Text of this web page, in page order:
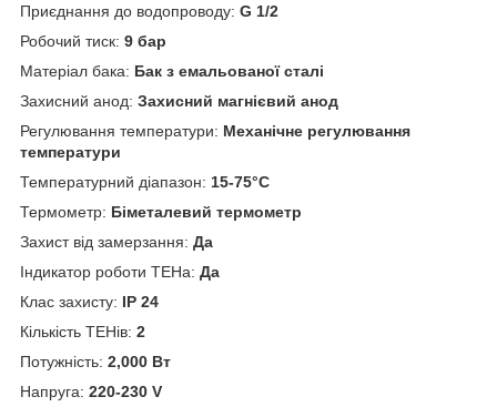
Приєднання до водопроводу: G 1/2
Робочий тиск: 9 бар
Матеріал бака: Бак з емальованої сталі
Захисний анод: Захисний магнієвий анод
Регулювання температури: Механічне регулювання
температури
Температурний діапазон: 15-75°C
Термометр: Біметалевий термометр
Захист від замерзання: Да
Індикатор роботи ТЕНа: Да
Клас захисту: IP 24
Кількість ТЕНів: 2
Потужність: 2,000 Вт
Напруга: 220-230 V